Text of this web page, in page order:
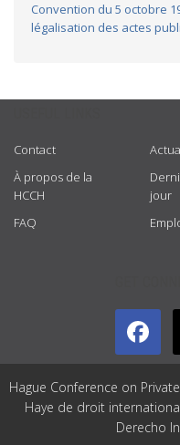
Convention du 5 octobre
légalisation des actes
Contact
À propos de la
HCCH
FAQ
jour
Hague Conference on
Haye de droit
Derecho